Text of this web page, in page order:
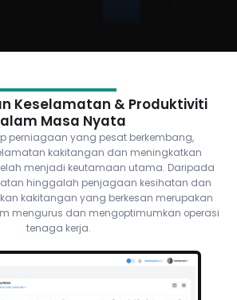
Keselamatan & Produktiviti
Masa Nyata
perniagaan yang pesat berkembang,
kakitangan dan meningkatkan
menjadi keutamaan utama. Daripada
hinggalah penjagaan kesihatan dan
kakitangan yang berkesan merupakan
mengurus dan mengoptimumkan operasi
tenaga kerja.